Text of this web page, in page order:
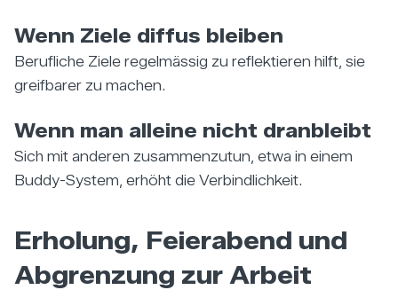
Wenn Ziele diffus bleiben
Berufliche Ziele regelmässig zu reflektieren hilft, sie
greifbarer zu machen.
Wenn man alleine nicht dranbleibt
Sich mit anderen zusammenzutun, etwa in einem
Buddy-System, erhöht die Verbindlichkeit.
Erholung, Feierabend und
Abgrenzung zur Arbeit